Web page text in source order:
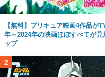
【無料】プリキュア映画4作品が
年～2024年の映画ほぼすべてが
ップ
2